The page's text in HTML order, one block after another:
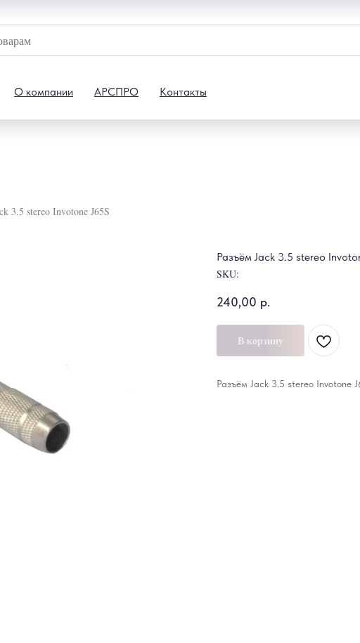
О компании АРСПРО Контакты
3.5 stereo Invotone J65S
Разъём Jack 3.5 stereo
SKU:
240,00 р.
В корзину
Разъём Jack 3.5 stereo Invotone